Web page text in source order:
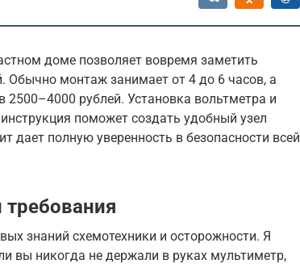
доме позволяет вовремя заметить
Обычно монтаж занимает от 4 до 6 часов, а
рублей. Установка вольтметра и
поможет создать удобный узел
дает полную уверенность в безопасности всей
требования
знаний схемотехники и осторожности. Я
вы никогда не держали в руках мультиметр,